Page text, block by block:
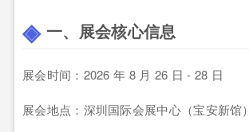
一、展会核心信息
展会时间：2026 年 8 月 26 日 - 28 日
展会地点：深圳国际会展中心（宝安新馆）